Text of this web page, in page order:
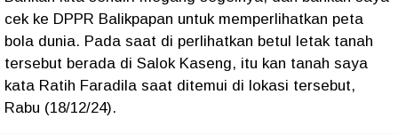
cek ke DPPR Balikpapan untuk memperlihatkan peta
bola dunia. Pada saat di perlihatkan betul letak tanah
tersebut berada di Salok Kaseng, itu kan tanah saya
kata Ratih Faradila saat ditemui di lokasi tersebut,
Rabu (18/12/24).